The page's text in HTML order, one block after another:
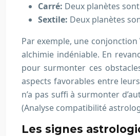
Carré: Deux planètes
Sextile: Deux planètes
Par exemple, une
alchimie indéniable. En
pour surmonter ces
aspects favorables entre
n’a pas suffi à surmonter
(Analyse compatibilité
Les signes